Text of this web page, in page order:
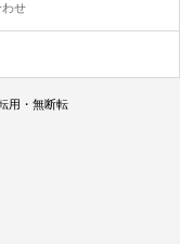
わせ
用・無断転